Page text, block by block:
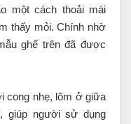
một cách thoải mái
thấy mỏi. Chính nhờ
ghế trên đã được
cong nhẹ, lõm ở giữa
giúp người sử dụng